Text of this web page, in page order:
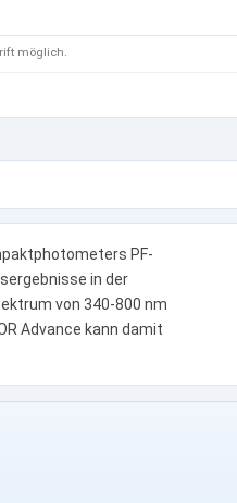
möglich.
PF-
in der
von 340-800 nm
Advance kann damit